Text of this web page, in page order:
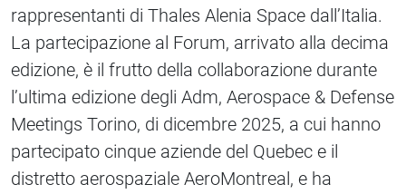
rappresentanti di Thales Alenia Space dall’Italia.
La partecipazione al Forum, arrivato alla decima
edizione, è il frutto della collaborazione durante
l’ultima edizione degli Adm, Aerospace & Defense
Meetings Torino, di dicembre 2025, a cui hanno
partecipato cinque aziende del Quebec e il
distretto aerospaziale AeroMontreal, e ha